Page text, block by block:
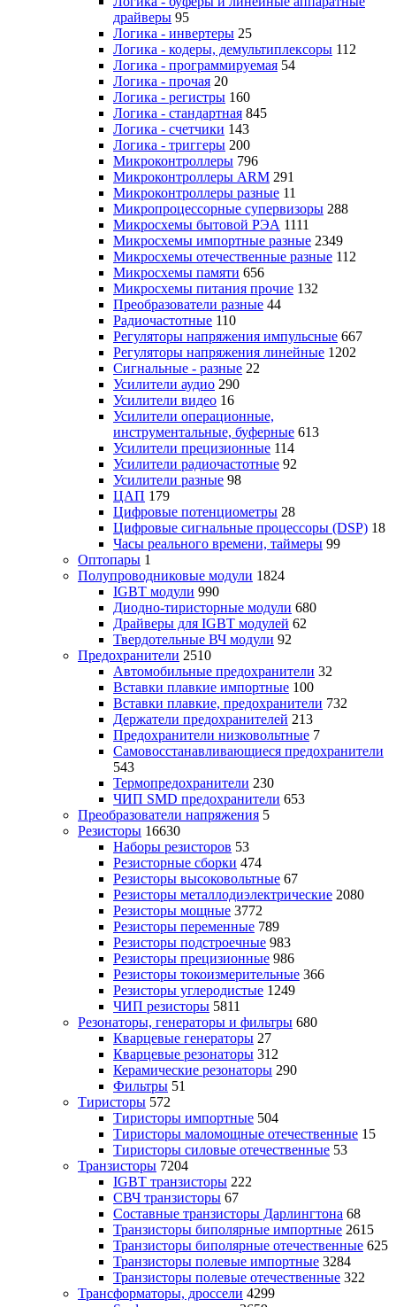
драйверы 95
Логика - инвертеры 25
Логика - кодеры, демультиплексоры 112
Логика - программируемая 54
Логика - прочая 20
Логика - регистры 160
Логика - стандартная 845
Логика - счетчики 143
Логика - триггеры 200
Микроконтроллеры 796
Микроконтроллеры ARM 291
Микроконтроллеры разные 11
Микропроцессорные супервизоры 288
Микросхемы бытовой РЭА 1111
Микросхемы импортные разные 2349
Микросхемы отечественные разные 112
Микросхемы памяти 656
Микросхемы питания прочие 132
Преобразователи разные 44
Радиочастотные 110
Регуляторы напряжения импульсные 667
Регуляторы напряжения линейные 1202
Сигнальные - разные 22
Усилители аудио 290
Усилители видео 16
Усилители операционные,
инструментальные, буферные 613
Усилители прецизионные 114
Усилители радиочастотные 92
Усилители разные 98
ЦАП 179
Цифровые потенциометры 28
Цифровые сигнальные процессоры (DSP) 18
Часы реального времени, таймеры 99
Оптопары 1
Полупроводниковые модули 1824
IGBT модули 990
Диодно-тиристорные модули 680
Драйверы для IGBT модулей 62
Твердотельные ВЧ модули 92
Предохранители 2510
Автомобильные предохранители 32
Вставки плавкие импортные 100
Вставки плавкие, предохранители 732
Держатели предохранителей 213
Предохранители низковольтные 7
Самовосстанавливающиеся предохранители
543
Термопредохранители 230
ЧИП SMD предохранители 653
Преобразователи напряжения 5
Резисторы 16630
Наборы резисторов 53
Резисторные сборки 474
Резисторы высоковольтные 67
Резисторы металлодиэлектрические 2080
Резисторы мощные 3772
Резисторы переменные 789
Резисторы подстроечные 983
Резисторы прецизионные 986
Резисторы токоизмерительные 366
Резисторы углеродистые 1249
ЧИП резисторы 5811
Резонаторы, генераторы и фильтры 680
Кварцевые генераторы 27
Кварцевые резонаторы 312
Керамические резонаторы 290
Фильтры 51
Тиристоры 572
Тиристоры импортные 504
Тиристоры маломощные отечественные 15
Тиристоры силовые отечественные 53
Транзисторы 7204
IGBT транзисторы 222
СВЧ транзисторы 67
Составные транзисторы Дарлингтона 68
Транзисторы биполярные импортные 2615
Транзисторы биполярные отечественные 625
Транзисторы полевые импортные 3284
Транзисторы полевые отечественные 322
Трансформаторы, дроссели 4299